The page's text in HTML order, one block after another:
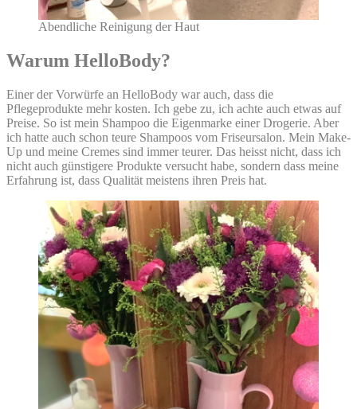
Abendliche Reinigung der Haut
Warum HelloBody?
Einer der Vorwürfe an HelloBody war auch, dass die
Pflegeprodukte mehr kosten. Ich gebe zu, ich achte auch etwas auf
Preise. So ist mein Shampoo die Eigenmarke einer Drogerie. Aber
ich hatte auch schon teure Shampoos vom Friseursalon. Mein Make-
Up und meine Cremes sind immer teurer. Das heisst nicht, dass ich
nicht auch günstigere Produkte versucht habe, sondern dass meine
Erfahrung ist, dass Qualität meistens ihren Preis hat.